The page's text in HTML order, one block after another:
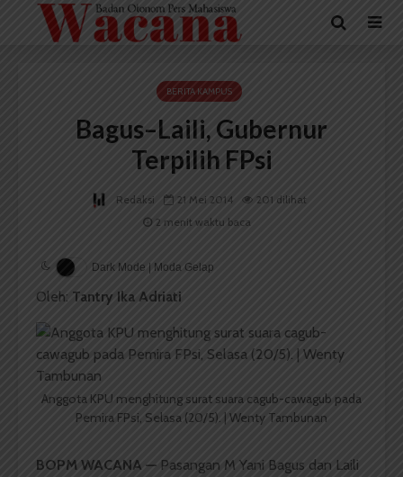
BERITA KAMPUS
Bagus–Laili, Gubernur
Terpilih FPsi
Redaksi 21 Mei 2014
201 dilihat
2 menit waktu baca
Dark Mode | Moda Gelap
Oleh: Tantry Ika Adriati
Anggota KPU menghitung surat suara cagub-cawagub pada
Pemira FPsi, Selasa (20/5). | Wenty Tambunan
BOPM WACANA — Pasangan M Yani Bagus dan Laili